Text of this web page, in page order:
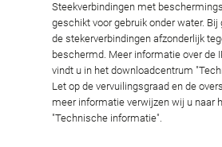
Steekverbindingen met
geschikt voor gebruik onder water.
de stekerverbindingen afzonderlijk
beschermd. Meer informatie over de
vindt u in het downloadcentrum
Let op de vervuilingsgraad en de
meer informatie verwijzen wij u naar
"Technische informatie".